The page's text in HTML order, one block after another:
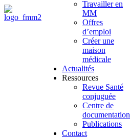
Travailler en
MM
Offres
d’emploi
Créer une
maison
médicale
Actualités
Ressources
Revue Santé
conjuguée
Centre de
documentation
Publications
Contact